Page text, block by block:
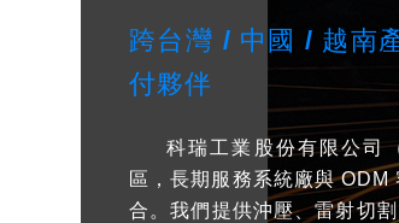
跨台灣 / 中國 / 越南
付夥伴
科瑞工業股份有限公司
區，長期服務系統廠與
合。我們提供沖壓、雷射切